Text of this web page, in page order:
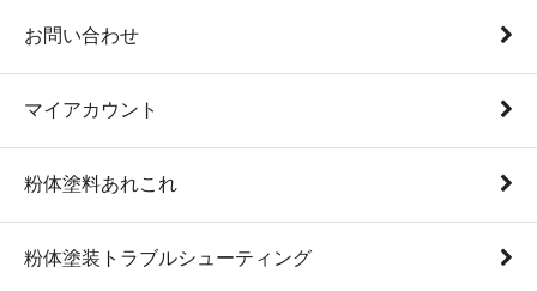
お問い合わせ
マイアカウント
粉体塗料あれこれ
粉体塗装トラブルシューティング